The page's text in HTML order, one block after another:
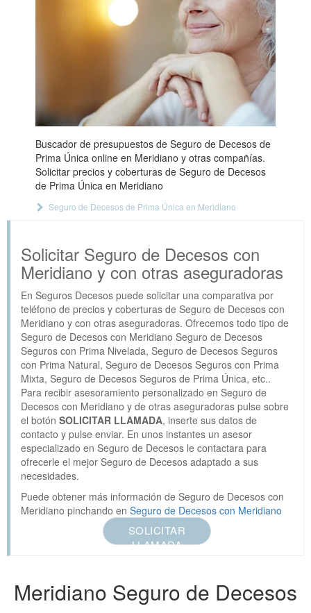
Buscador de presupuestos de Seguro de Decesos de
Prima Única online en Meridiano y otras compañías.
Solicitar precios y coberturas de Seguro de Decesos
de Prima Única en Meridiano
Seguro de Decesos de Prima Única en Meridiano
Solicitar Seguro de Decesos con
Meridiano y con otras aseguradoras
En Seguros Decesos puede solicitar una comparativa por
teléfono de precios y coberturas de Seguro de Decesos con
Meridiano y con otras aseguradoras. Ofrecemos todo tipo de
Seguro de Decesos con Meridiano Seguro de Decesos
Seguros con Prima Nivelada, Seguro de Decesos Seguros
con Prima Natural, Seguro de Decesos Seguros con Prima
Mixta, Seguro de Decesos Seguros de Prima Única, etc..
Para recibir asesoramiento personalizado en Seguro de
Decesos con Meridiano y de otras aseguradoras pulse sobre
el botón SOLICITAR LLAMADA, inserte sus datos de
contacto y pulse enviar. En unos instantes un asesor
especializado en Seguro de Decesos le contactara para
ofrecerle el mejor Seguro de Decesos adaptado a sus
necesidades.
Puede obtener más información de Seguro de Decesos con
Meridiano pinchando en Seguro de Decesos con Meridiano
SOLICITAR
LLAMADA
Meridiano Seguro de Decesos